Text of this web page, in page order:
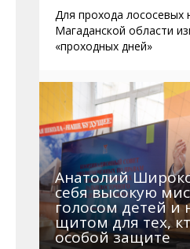
Для прохода лососевых
Магаданской области
«проходных дней»
Анатолий
себя высокую
голосом детей и
щитом для тех,
особой защите